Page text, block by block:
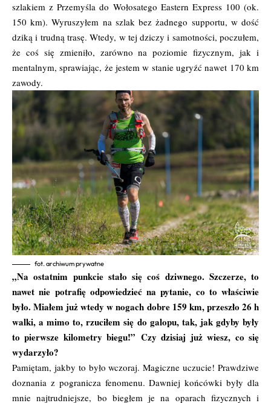
szlakiem z Przemyśla do Wołosatego Eastern Express 100 (ok.
150 km). Wyruszyłem na szlak bez żadnego supportu, w dość
dziką i trudną trasę. Wtedy, w tej dziczy i samotności, poczułem,
że coś się zmieniło, zarówno na poziomie fizycznym, jak i
mentalnym, sprawiając, że jestem w stanie ugryźć nawet 170 km
zawody.
fot. archiwum prywatne
„Na ostatnim punkcie stało się coś dziwnego. Szczerze, to
nawet nie potrafię odpowiedzieć na pytanie, co to właściwie
było. Miałem już wtedy w nogach dobre 159 km, przeszło 26 h
walki, a mimo to, rzuciłem się do galopu, tak, jak gdyby były
to pierwsze kilometry biegu!” Czy dzisiaj już wiesz, co się
wydarzyło?
Pamiętam, jakby to było wczoraj. Magiczne uczucie! Prawdziwe
doznania z pogranicza fenomenu. Dawniej końcówki były dla
mnie najtrudniejsze, bo biegłem je na oparach fizycznych i